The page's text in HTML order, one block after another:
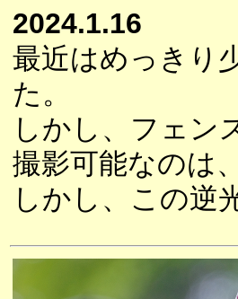
2024.1.16
最近はめっきり
た。
しかし、フェン
撮影可能なのは
しかし、この逆